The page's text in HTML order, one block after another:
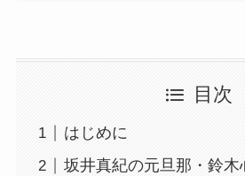
目次
はじめに
坂井真紀の元旦那・鈴木